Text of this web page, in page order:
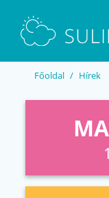
Főoldal Hírek